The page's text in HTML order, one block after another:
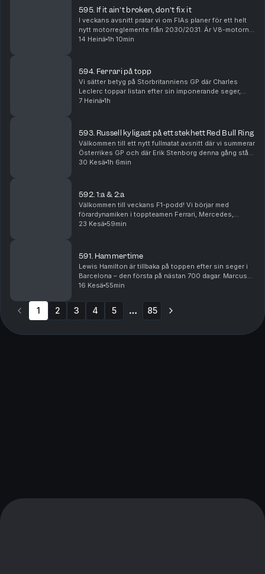
595. If it ain't broken, don't fix it
I veckans avsnitt pratar vi om FIAs planer för ett helt
nytt motorreglemente från 2030/2031. Är V8-motorn
på väg tillbaka, vad händer med hybriderna och kan
14 Heinä 1h 10min
594. Ferrari på topp
Vi sätter betyg på Storbritanniens GP där Charles
Leclerc toppar listan efter sin imponerande seger,
samtidigt som Ferrari, Red Bull, Williams och
7 Heinä 1h
593. Russell kyligast på ett stekhett Red Bull Ring
Välkommen till ett nytt fullmatat avsnitt där vi summerar
Österrikes GP och där Erik Stenborg denna gång står
för betygen. Vi analyserar Ferraris svajiga form,
30 Kesä 1h 6min
592. 1:a & 2:a
Välkommen till veckans F1-podd! Vi börjar med
förardynamiken i toppteamen Ferrari, Mercedes,
McLaren och Red Bull. Vem är egentligen etta och tvåa
23 Kesä 59min
591. Hammertime
Lewis Hamilton är tillbaka på toppen efter sin seger i
Barcelona – den första på nästan 700 dagar. Marcus
Ericsson analyserar Hamiltons formbesked och delar
16 Kesä 55min
1 2 3 4 5 85